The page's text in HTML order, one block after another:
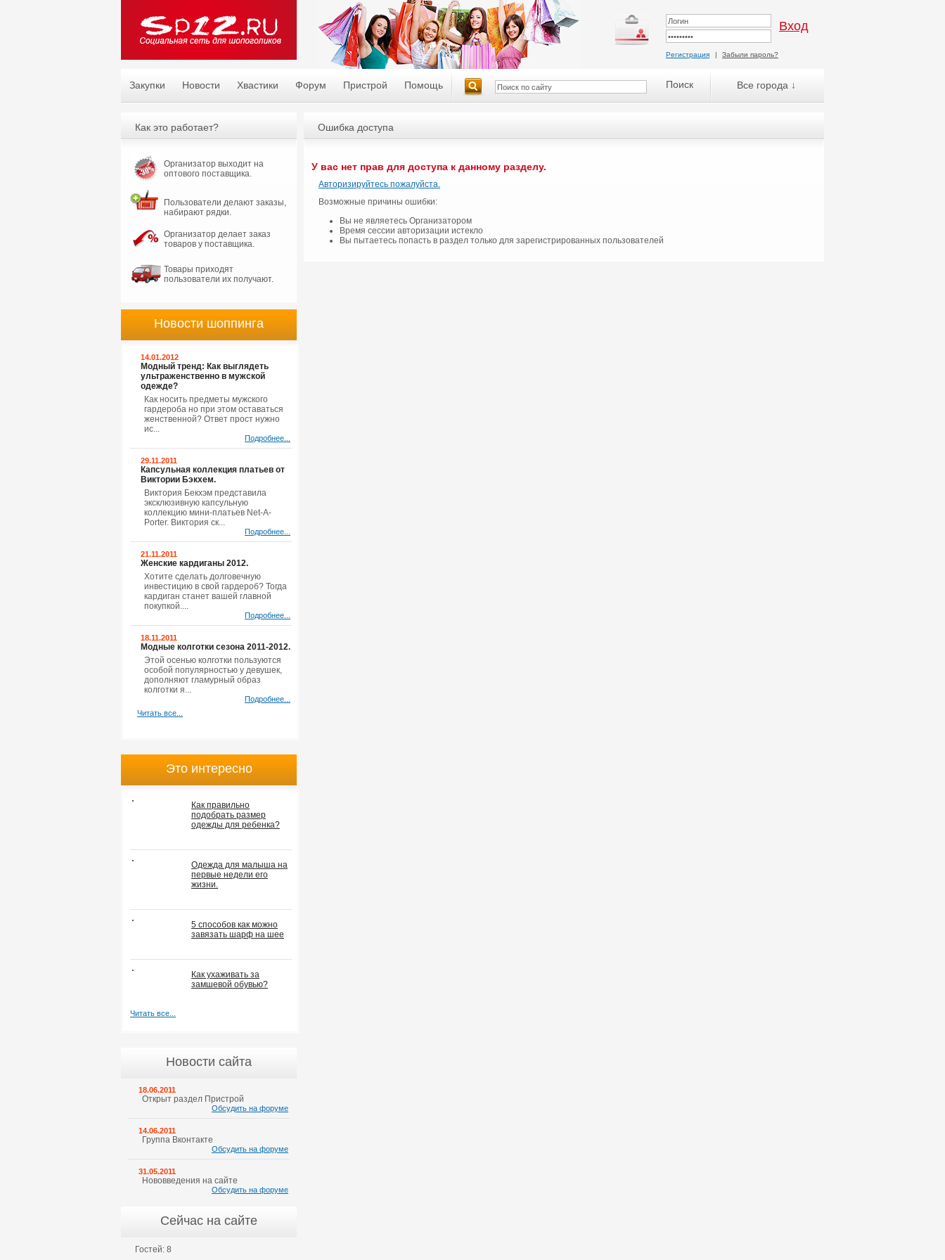
Регистрация | Забыли пароль?
Закупки Новости Хвастики Форум Пристрой Помощь Все города ↓
Ошибка доступа
У вас нет прав для доступа к данному разделу.
Авторизируйтесь пожалуйста.
Возможные причины ошибки:
Вы не являетесь Организатором
Время сессии авторизации истекло
Вы пытаетесь попасть в раздел только для зарегистрированных пользователей
Как это работает?
Организатор выходит на
оптового поставщика.
Пользователи делают заказы,
набирают рядки.
Организатор делает заказ
товаров у поставщика.
Товары приходят
пользователи их получают.
Новости шоппинга
14.01.2012
Модный тренд: Как выглядеть
ультраженственно в мужской
одежде?
Как носить предметы мужского
гардероба но при этом оставаться
женственной? Ответ прост нужно
ис...
Подробнее...
29.11.2011
Капсульная коллекция платьев от
Виктории Бэкхем.
Виктория Бекхэм представила
эксклюзивную капсульную
коллекцию мини-платьев Net-A-
Porter. Виктория ск...
Подробнее...
21.11.2011
Женские кардиганы 2012.
Хотите сделать долговечную
инвестицию в свой гардероб? Тогда
кардиган станет вашей главной
покупкой....
Подробнее...
18.11.2011
Модные колготки сезона 2011-2012.
Этой осенью колготки пользуются
особой популярностью у девушек,
дополняют гламурный образ
колготки я...
Подробнее...
Читать все...
Это интересно
Как правильно
подобрать размер
одежды для ребенка?
Одежда для малыша на
первые недели его
жизни.
5 способов как можно
завязать шарф на шее
Как ухаживать за
замшевой обувью?
Читать все...
Новости сайта
18.06.2011
Открыт раздел Пристрой
Обсудить на форуме
14.06.2011
Группа Вконтакте
Обсудить на форуме
31.05.2011
Нововведения на сайте
Обсудить на форуме
Сейчас на сайте
Гостей: 8